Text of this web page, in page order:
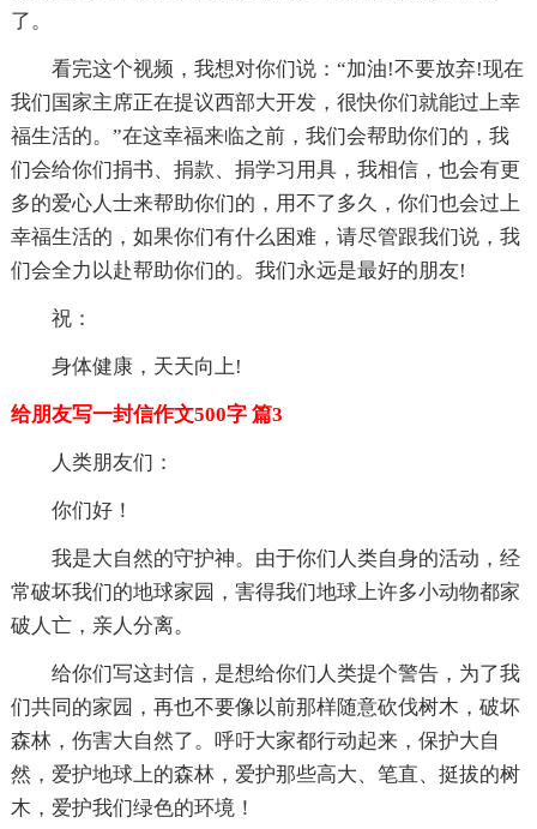
了。
看完这个视频，我想对你们说：“加油!不要放弃!现在
我们国家主席正在提议西部大开发，很快你们就能过上幸
福生活的。”在这幸福来临之前，我们会帮助你们的，我
们会给你们捐书、捐款、捐学习用具，我相信，也会有更
多的爱心人士来帮助你们的，用不了多久，你们也会过上
幸福生活的，如果你们有什么困难，请尽管跟我们说，我
们会全力以赴帮助你们的。我们永远是最好的朋友!
祝：
身体健康，天天向上!
给朋友写一封信作文500字 篇3
人类朋友们：
你们好！
我是大自然的守护神。由于你们人类自身的活动，经
常破坏我们的地球家园，害得我们地球上许多小动物都家
破人亡，亲人分离。
给你们写这封信，是想给你们人类提个警告，为了我
们共同的家园，再也不要像以前那样随意砍伐树木，破坏
森林，伤害大自然了。呼吁大家都行动起来，保护大自
然，爱护地球上的森林，爱护那些高大、笔直、挺拔的树
木，爱护我们绿色的环境！